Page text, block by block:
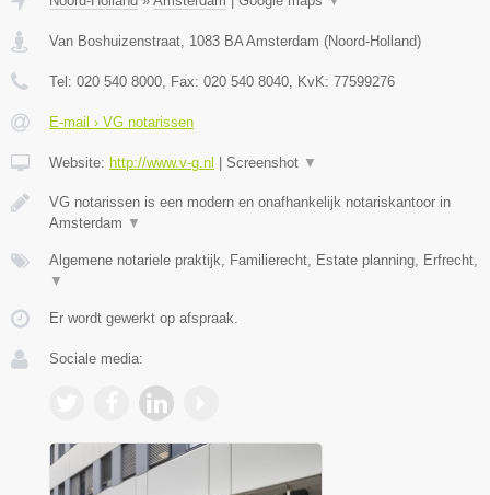
Van Boshuizenstraat 1083 BA Amsterdam (Noord-Holland)
Tel: 020 540 8000 , Fax: 020 540 8040 , KvK: 77599276
E-mail › VG notarissen
Website: http://www.v-g.nl | Screenshot ▼
VG notarissen is een modern en onafhankelijk notariskantoor in
Amsterdam ▼
Algemene notariele praktijk, Familierecht, Estate planning, Erfrecht,
▼
Er wordt gewerkt op afspraak.
Sociale media: